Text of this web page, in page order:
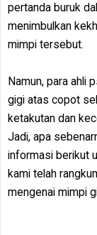
pertanda buruk
menimbulkan
mimpi tersebut.
Namun, para ahli
gigi atas copot
ketakutan dan
Jadi, apa
informasi berikut
kami telah
mengenai mimpi